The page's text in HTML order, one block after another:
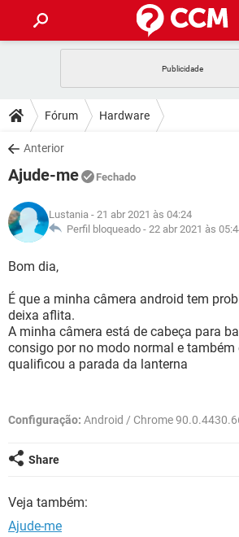
CELULAR
OUTLOOK
INSTAGRAM
GUIA DE COMPRAS
DICAS
JOGOS
INSTAGRAM
GUIA DE COMPRAS
DOWNLOADS
JOGOS
CELULAR
OUTLOOK EXCEL
INSTAGRAM
FÓRUM
JOGOS
CELULAR
OUTLOOK
INSTAGRAM GMAIL
GUIA DE COMPRAS
GLOSSÁRIO
JOGOS
OUTLOOK
INSTAGRAM GMAIL
GUIA DE COMPRAS
Fórum Hardware
Anterior
Ajude-me Fechado
Lustania - 21 abr 2021 às 04:24
Perfil bloqueado - 22 abr 2021 às
Bom dia,
É que a minha câmera android tem
deixa aflita.
A minha câmera está de cabeça para
consigo por no modo normal e também
qualificou a parada da lanterna
Configuração: Android / Chrome
Share
Veja também:
Ajude-me